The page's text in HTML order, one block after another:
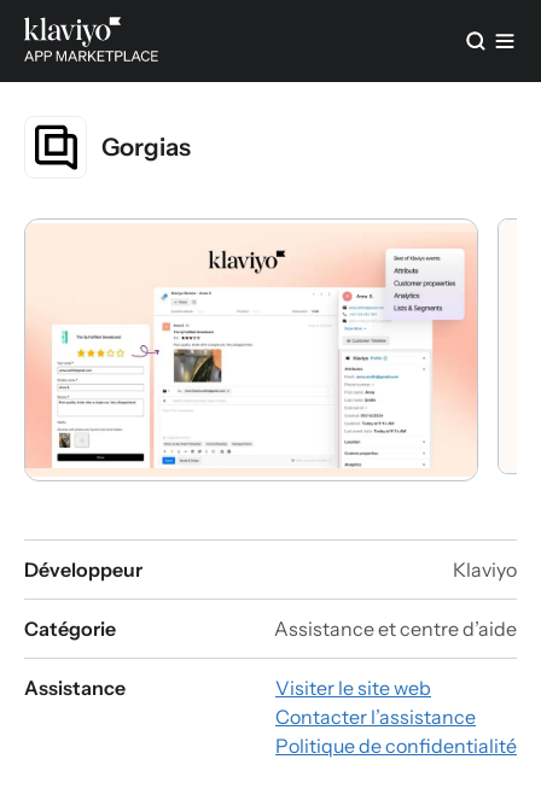
Gorgias
Développeur Klaviyo
Catégorie Assistance et centre d’aide
Assistance
Visiter le site web
Contacter l’assistance
Politique de confidentialité